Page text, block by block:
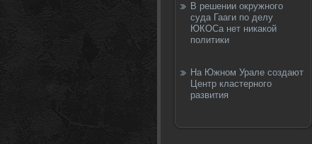
В решении окружного
суда Гааги по делу
ЮКОСа нет никакой
политики
На Южном Урале создают
Центр кластерного
развития